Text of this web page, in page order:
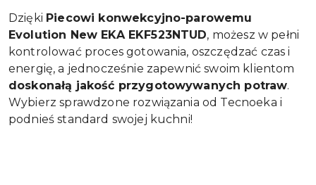
Dzięki Piecowi konwekcyjno-parowemu
Evolution New EKA EKF523NTUD, możesz w pełni
kontrolować proces gotowania, oszczędzać czas i
energię, a jednocześnie zapewnić swoim klientom
doskonałą jakość przygotowywanych potraw.
Wybierz sprawdzone rozwiązania od Tecnoeka i
podnieś standard swojej kuchni!